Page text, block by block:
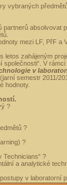
vybraných
absolvovat
mezi LF, PřF a
letos zahájeným
společnosti“. V
v
(jarní semestr 2011/
hodnoty.
?
?
?
Technicians“ ?
a analytické
v laboratorní